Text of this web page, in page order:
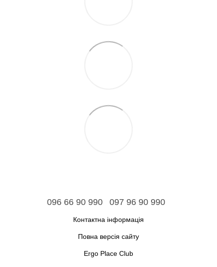
096 66 90 990 097 96 90 990
Контактна інформація
Повна версія сайту
Ergo Place Club